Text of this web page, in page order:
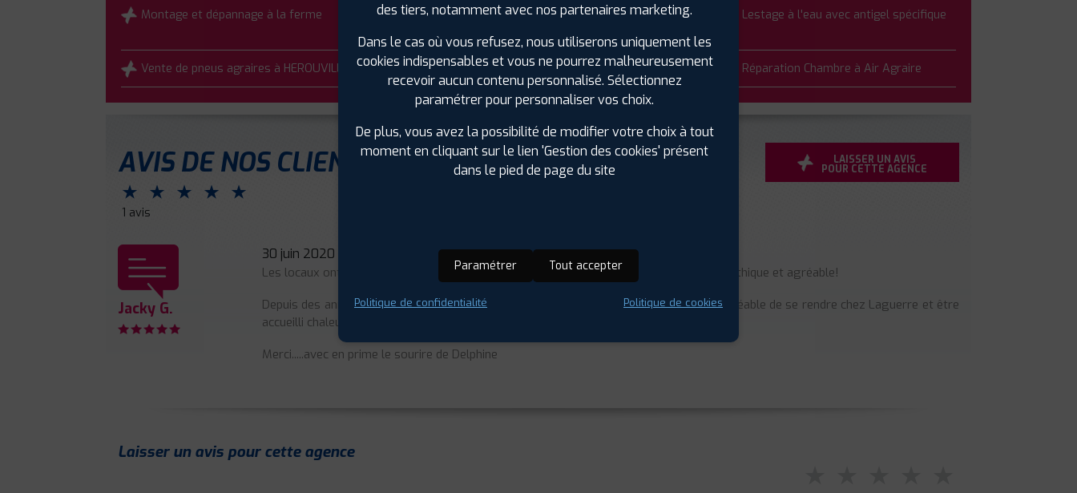
Montage et dépannage à la ferme
Vente, montage et réparation de pneus
Lestage à l'eau avec antigel spécifique
Vente de pneus agraires à HEROUVILLE Réparation Chambre à Air Agraire
AVIS DE NOS CLIENTS LAISSER UN AVIS
POUR CETTE AGENCE
⋆ ⋆ ⋆ ⋆ ⋆
1 avis
Jacky G.
30 juin 2020
Les locaux ont changé récemment, mais pas le personnel , qui est toujours aussi sympathique et agréable!
Depuis des années et malgré le développement de l'entreprise, il est toujours aussi agréable de se rendre chez Laguerre et être
accueilli chaleureusement par le personnel ou la direction!
Merci.....avec en prime le sourire de Delphine
Laisser un avis pour cette agence
des tiers, notamment avec nos partenaires marketing.
Dans le cas où vous refusez, nous utiliserons uniquement les
cookies indispensables et vous ne pourrez malheureusement
recevoir aucun contenu personnalisé. Sélectionnez
paramétrer pour personnaliser vos choix.
De plus, vous avez la possibilité de modifier votre choix à tout
moment en cliquant sur le lien 'Gestion des cookies' présent
dans le pied de page du site
Paramétrer Tout accepter
Politique de confidentialité Politique de cookies